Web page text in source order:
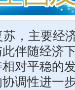
，主要经
伴随经济
对平稳的
调性进一